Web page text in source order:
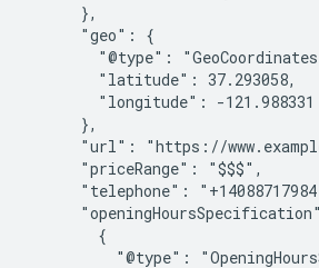
      },
      "geo": {
"@type":
        "latitude": 37.293058,
        "longitude": -121.988331
      },
"url": "https://
      "priceRange": "$$$",
"telephone":
        {
"@type":